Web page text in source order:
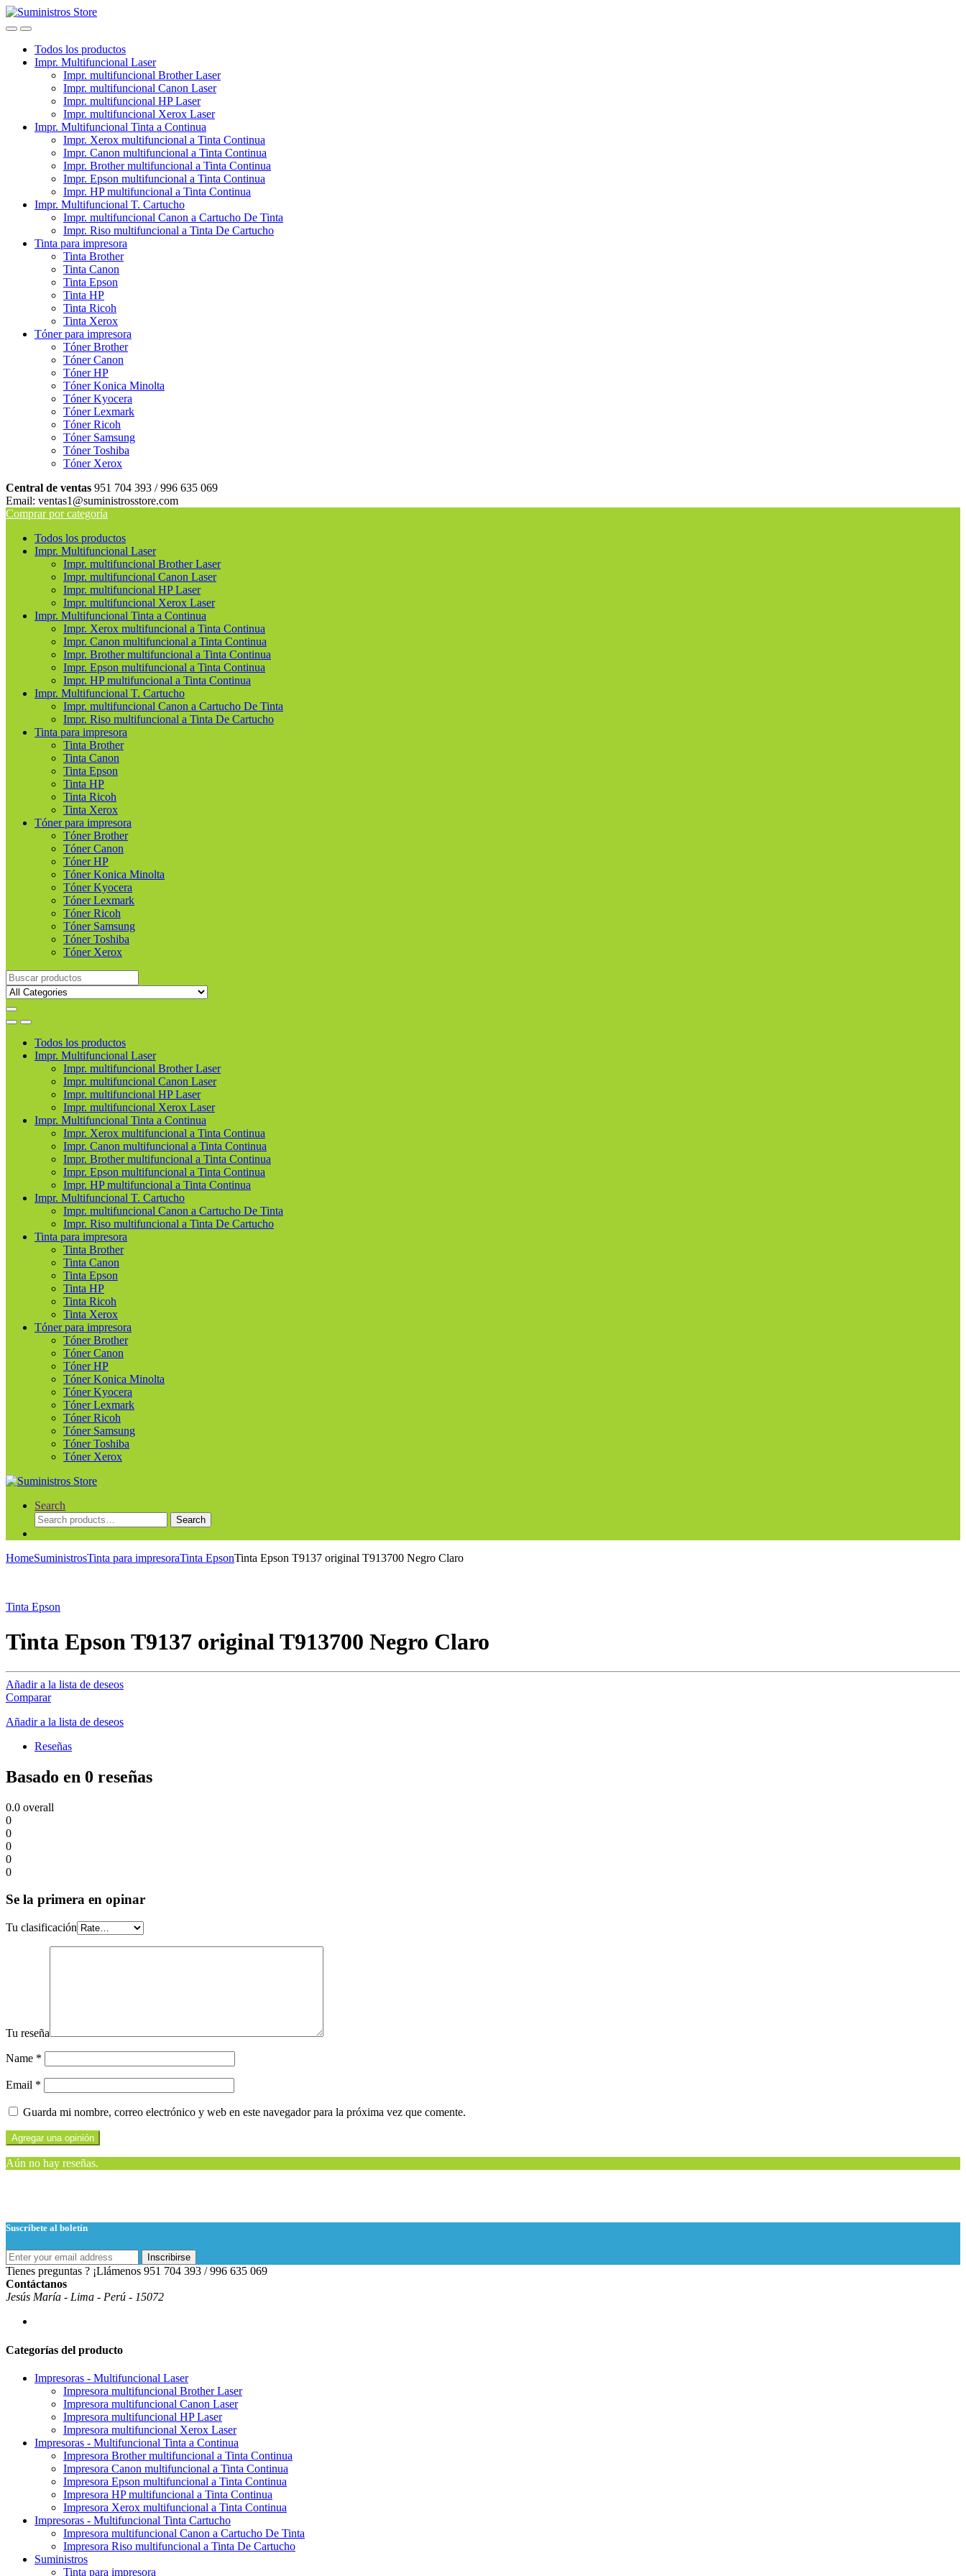
Skip
to
Skip
to
Todos los productos
Impr. Multifuncional Laser
Impr. multifuncional Brother Laser
Impr. multifuncional Canon Laser
Impr. multifuncional HP Laser
Impr. multifuncional Xerox Laser
Impr. Multifuncional Tinta a Continua
Impr. Xerox multifuncional a Tinta Continua
Impr. Canon multifuncional a Tinta Continua
Impr. Brother multifuncional a Tinta Continua
Impr. Epson multifuncional a Tinta Continua
Impr. HP multifuncional a Tinta Continua
Impr. Multifuncional T. Cartucho
Impr. multifuncional Canon a Cartucho De Tinta
Impr. Riso multifuncional a Tinta De Cartucho
Tinta para impresora
Tinta Brother
Tinta Canon
Tinta Epson
Tinta HP
Tinta Ricoh
Tinta Xerox
Tóner para impresora
Tóner Brother
Tóner Canon
Tóner HP
Tóner Konica Minolta
Tóner Kyocera
Tóner Lexmark
Tóner Ricoh
Tóner Samsung
Tóner Toshiba
Tóner Xerox
Central de ventas 951 704 393 / 996 635 069
Email: ventas1@suministrosstore.com
Comprar por categoría
Todos los productos
Impr. Multifuncional Laser
Impr. multifuncional Brother Laser
Impr. multifuncional Canon Laser
Impr. multifuncional HP Laser
Impr. multifuncional Xerox Laser
Impr. Multifuncional Tinta a Continua
Impr. Xerox multifuncional a Tinta Continua
Impr. Canon multifuncional a Tinta Continua
Impr. Brother multifuncional a Tinta Continua
Impr. Epson multifuncional a Tinta Continua
Impr. HP multifuncional a Tinta Continua
Impr. Multifuncional T. Cartucho
Impr. multifuncional Canon a Cartucho De Tinta
Impr. Riso multifuncional a Tinta De Cartucho
Tinta para impresora
Tinta Brother
Tinta Canon
Tinta Epson
Tinta HP
Tinta Ricoh
Tinta Xerox
Tóner para impresora
Tóner Brother
Tóner Canon
Tóner HP
Tóner Konica Minolta
Tóner Kyocera
Tóner Lexmark
Tóner Ricoh
Tóner Samsung
Tóner Toshiba
Tóner Xerox
Buscar
productos
Todos los productos
Impr. Multifuncional Laser
Impr. multifuncional Brother Laser
Impr. multifuncional Canon Laser
Impr. multifuncional HP Laser
Impr. multifuncional Xerox Laser
Impr. Multifuncional Tinta a Continua
Impr. Xerox multifuncional a Tinta Continua
Impr. Canon multifuncional a Tinta Continua
Impr. Brother multifuncional a Tinta Continua
Impr. Epson multifuncional a Tinta Continua
Impr. HP multifuncional a Tinta Continua
Impr. Multifuncional T. Cartucho
Impr. multifuncional Canon a Cartucho De Tinta
Impr. Riso multifuncional a Tinta De Cartucho
Tinta para impresora
Tinta Brother
Tinta Canon
Tinta Epson
Tinta HP
Tinta Ricoh
Tinta Xerox
Tóner para impresora
Tóner Brother
Tóner Canon
Tóner HP
Tóner Konica Minolta
Tóner Kyocera
Tóner Lexmark
Tóner Ricoh
Tóner Samsung
Tóner Toshiba
Tóner Xerox
Search
Search
for:
Search
HomeSuministrosTinta para impresoraTinta EpsonTinta Epson T9137 original T913700 Negro Claro
Tinta Epson
Tinta Epson T9137 original T913700 Negro Claro
Añadir a la lista de deseos
Comparar
Añadir a la lista de deseos
Reseñas
Basado en 0 reseñas
0.0 overall
0
0
0
0
0
Se la primera en opinar
Tu clasificación
Tu reseña
Name *
Email *
Guarda mi nombre, correo electrónico y web en este navegador para la próxima vez que comente.
Aún no hay reseñas.
Suscríbete al boletín
Inscribirse
Tienes preguntas ? ¡Llámenos 951 704 393 / 996 635 069
Contáctanos
Jesús María - Lima - Perú - 15072
Categorías del producto
Impresoras - Multifuncional Laser
Impresora multifuncional Brother Laser
Impresora multifuncional Canon Laser
Impresora multifuncional HP Laser
Impresora multifuncional Xerox Laser
Impresoras - Multifuncional Tinta a Continua
Impresora Brother multifuncional a Tinta Continua
Impresora Canon multifuncional a Tinta Continua
Impresora Epson multifuncional a Tinta Continua
Impresora HP multifuncional a Tinta Continua
Impresora Xerox multifuncional a Tinta Continua
Impresoras - Multifuncional Tinta Cartucho
Impresora multifuncional Canon a Cartucho De Tinta
Impresora Riso multifuncional a Tinta De Cartucho
Suministros
Tinta para impresora